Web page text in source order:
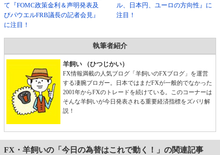
て『FOMC政策金利＆声明発表及
びパウエルFRB議長の記者会見』
に注目！
ル、日本円、ユーロの方向性』に
注目！
執筆者紹介
羊飼い （ひつじかい）
FX情報満載の人気ブログ「羊飼いのFXブログ」を運営
する凄腕ブロガー。日本ではまだFXが一般的でなかった
2001年からFXのトレードを続けている。このコーナーは
そんな羊飼いが今日発表される重要経済指標をズバリ解
説！
FX・羊飼いの「今日の為替はこれで動く！」の関連記事